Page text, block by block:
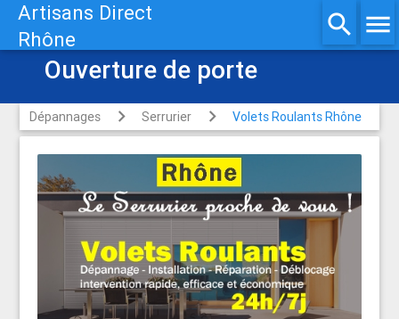
Artisans Direct
Rhône
search menu
Ouverture de porte
Dépannages Serrurier Volets Roulants Rhône